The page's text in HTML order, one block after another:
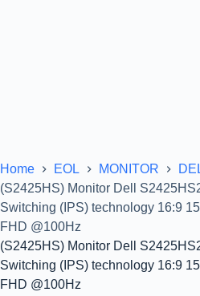
Home EOL MONITOR
(S2425HS) Monitor Dell
Switching (IPS) technology 16:9
FHD @100Hz
(S2425HS) Monitor Dell
Switching (IPS) technology 16:9
FHD @100Hz